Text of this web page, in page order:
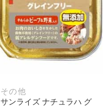
その他
サンライズ ナチュラハ グ